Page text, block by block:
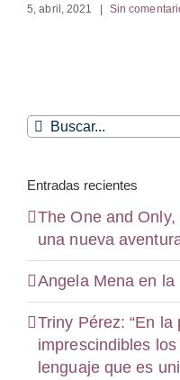
5, abril, 2021 Sin
Buscar:
Entradas recientes
The One and
una nueva
Angela Mena en la
Triny Pérez: “En la
imprescindibles
lenguaje que es